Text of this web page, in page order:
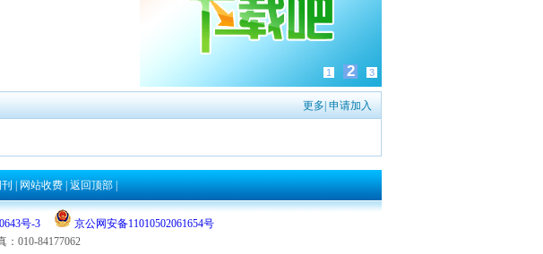
1 2 3
更多 申请加入
|网站收费|返回顶部|
号-3
京公网安备11010502061654号
010-84177062